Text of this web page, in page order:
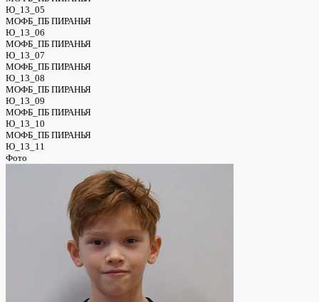
Ю_13_05
МОФБ_ПБ ПИРАНЬЯ
Ю_13_06
МОФБ_ПБ ПИРАНЬЯ
Ю_13_07
МОФБ_ПБ ПИРАНЬЯ
Ю_13_08
МОФБ_ПБ ПИРАНЬЯ
Ю_13_09
МОФБ_ПБ ПИРАНЬЯ
Ю_13_10
МОФБ_ПБ ПИРАНЬЯ
Ю_13_11
Фото